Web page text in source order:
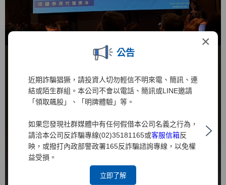
×
公告
近期詐騙猖獗，請投資人切勿輕信不明來電、簡訊、連
結或陌生群組。本公司不會以電話、簡訊或LINE邀請
「領取飆股」、「明牌體驗」等。
如果您發現社群媒體中有任何假借本公司名義之行為，
請洽本公司反詐騙專線(02)35181165或客服信箱反
映，或撥打內政部警政署165反詐騙諮詢專線，以免權
益受損。
立即了解